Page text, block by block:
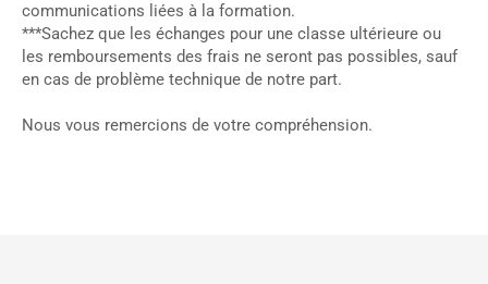
communications liées à la formation.
***Sachez que les échanges pour une classe ultérieure ou
les remboursements des frais ne seront pas possibles, sauf
en cas de problème technique de notre part.
Nous vous remercions de votre compréhension.